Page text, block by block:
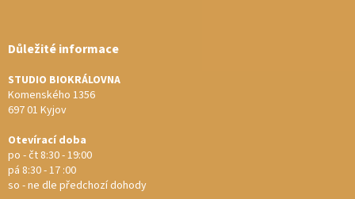
Důležité informace
STUDIO BIOKRÁLOVNA
Komenského 1356
697 01 Kyjov
Otevírací doba
po - čt 8:30 - 19:00
pá 8:30 - 17 :00
so - ne dle předchozí dohody